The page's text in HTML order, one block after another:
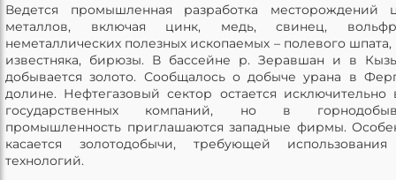
Ведется промышленная разработка месторождений
металлов, включая цинк, медь, свинец,
неметаллических полезных ископаемых – полевого шпата,
известняка, бирюзы. В бассейне р. Зеравшан и в
добывается золото. Сообщалось о добыче урана в
долине. Нефтегазовый сектор остается исключительно
государственных компаний, но в
промышленность приглашаются западные фирмы.
касается золотодобычи, требующей
технологий.